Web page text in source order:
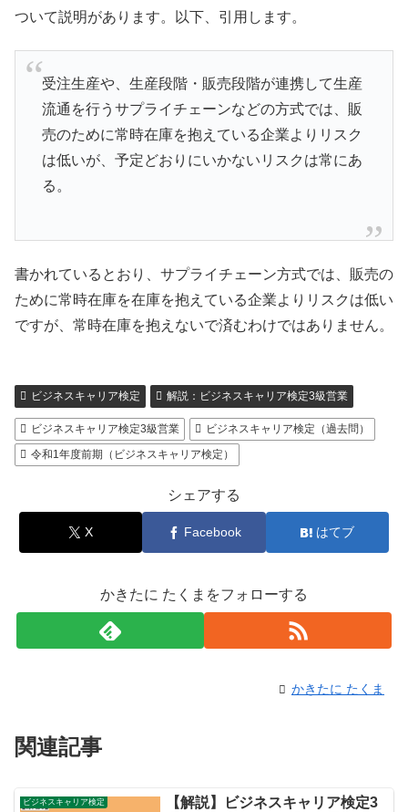
ついて説明があります。以下、引用します。
受注生産や、生産段階・販売段階が連携して生産
流通を行うサプライチェーンなどの方式では、販
売のために常時在庫を抱えている企業よりリスク
は低いが、予定どおりにいかないリスクは常にあ
る。
書かれているとおり、サプライチェーン方式では、販売の
ために常時在庫を在庫を抱えている企業よりリスクは低い
ですが、常時在庫を抱えないで済むわけではありません。
ビジネスキャリア検定 解説：ビジネスキャリア検定3級営業
ビジネスキャリア検定3級営業
ビジネスキャリア検定（過去問）
令和1年度前期（ビジネスキャリア検定）
シェアする
X Facebook はてブ
かきたに たくまをフォローする
かきたに たくま
関連記事
ビジネスキャリア検定
【解説】ビジネスキャリア検定3